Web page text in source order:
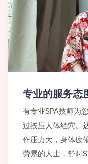
专业的服务态
有专业SPA技师为
过按压人体经穴。
作压力大，身体疲
劳累的人士，舒时